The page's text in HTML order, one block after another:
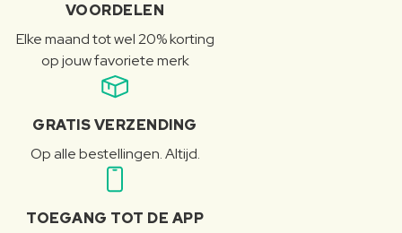
VOORDELEN
Elke maand tot wel 20% korting
op jouw favoriete merk
GRATIS VERZENDING
Op alle bestellingen. Altijd.
TOEGANG TOT DE APP